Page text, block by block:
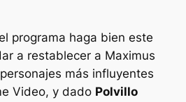
programa haga bien este
a restablecer a Maximus
más influyentes
Video, y dado Polvillo